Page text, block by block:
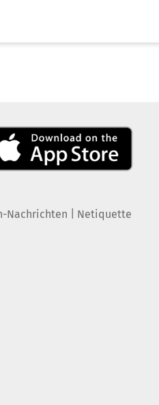
Nachrichten Netiquette